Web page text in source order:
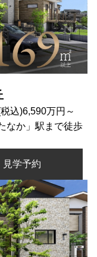
込)6,590万円～
なか」駅まで徒歩
見学予約